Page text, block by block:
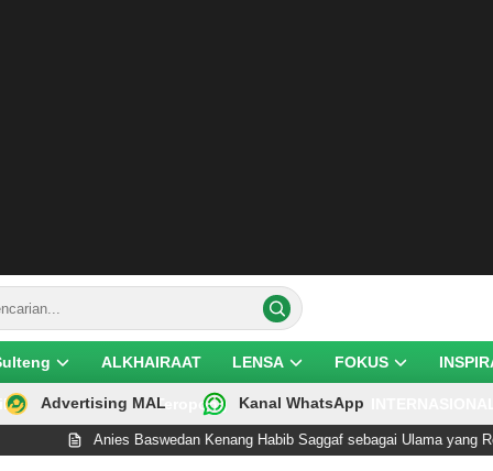
ALKHAIRAAT LENSA FOKUS
Teropong
Advertising MAL Kanal WhatsApp
Baswedan Kenang Habib Saggaf sebagai Ulama yang Rendah Hati dan